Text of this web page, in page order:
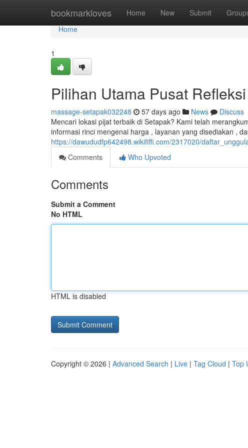
bookmarkloves Home New Submit
Home
Home
1
Pilihan Utama Pusat
massage-setapak032248 57 days ago News
Discuss
Mencari lokasi pijat terbaik di Setapak? Kami telah
informasi rinci mengenai harga , layanan yang disediakan ,
https://dawududfp642498.wikififfi.com/2317020/
Comments
Who Upvoted
Comments
Submit a Comment
No HTML
HTML is disabled
Copyright © 2026 | Advanced Search | Live | Tag Cloud | Top